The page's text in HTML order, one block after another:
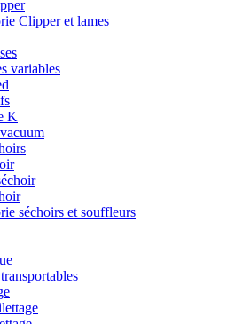
Clipper et lames
variables
K
séchoirs et souffleurs